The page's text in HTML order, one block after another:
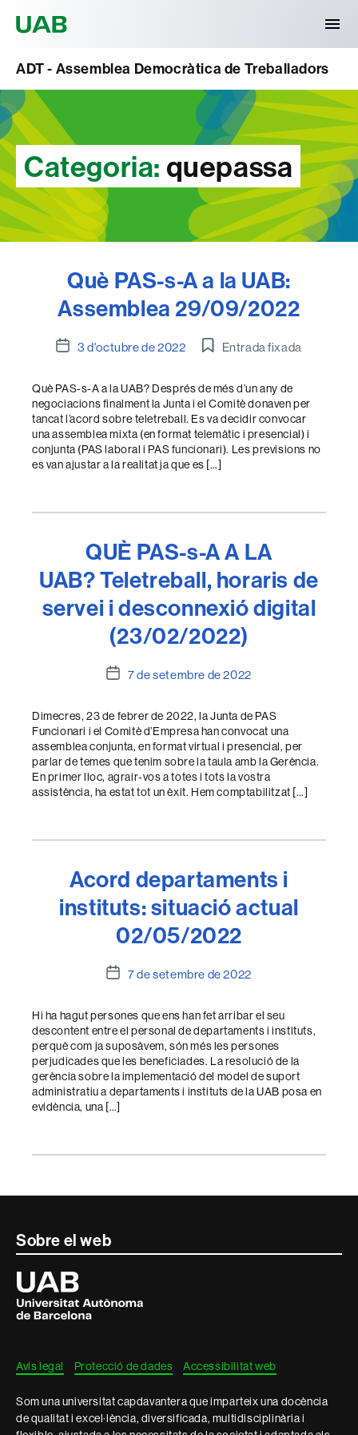
ADT - Assemblea Democràtica de Treballadors
Categoria: quepassa
Què PAS-s-A a la UAB:
Assemblea 29/09/2022
Data
l'entrada
3 d'octubre de 2022 Entrada fixada
Què PAS-s-A a la UAB? Després de més d’un any de
negociacions finalment la Junta i el Comitè donaven per
tancat l’acord sobre teletreball. Es va decidir convocar
una assemblea mixta (en format telemàtic i presencial) i
conjunta (PAS laboral i PAS funcionari). Les previsions no
es van ajustar a la realitat ja que es […]
QUÈ PAS-s-A A LA
UAB? Teletreball, horaris de
servei i desconnexió digital
(23/02/2022)
Data
l'entrada
7 de setembre de 2022
Dimecres, 23 de febrer de 2022, la Junta de PAS
Funcionari i el Comitè d’Empresa han convocat una
assemblea conjunta, en format virtual i presencial, per
parlar de temes que tenim sobre la taula amb la Gerència.
En primer lloc, agrair-vos a totes i tots la vostra
assistència, ha estat tot un èxit. Hem comptabilitzat […]
Acord departaments i
instituts: situació actual
02/05/2022
Data7 de setembre de 2022
Hi ha hagut persones que ens han fet arribar el seu
descontent entre el personal de departaments i instituts,
perquè com ja suposàvem, són més les persones
perjudicades que les beneficiades. La resolució de la
gerència sobre la implementació del model de suport
administratiu a departaments i instituts de la UAB posa en
evidència, una […]
Contacte
informació
legal
Sobre el web
Universitat
Autònoma
de
Barcelona
Avís legal Protecció de dades Accessibilitat web
Som una universitat capdavantera que imparteix una docència
de qualitat i excel·lència, diversificada, multidisciplinària i